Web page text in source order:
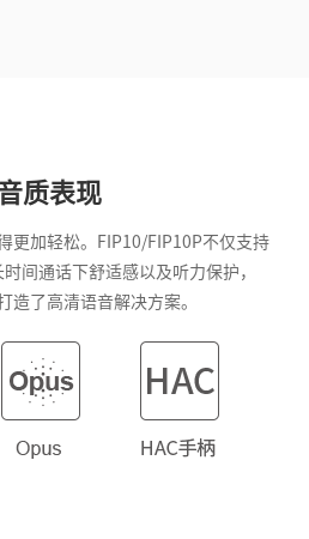
质表现
更加轻松。FIP10/FIP10P不仅支持
间通话下舒适感以及听力保护，
造了高清语音解决方案。